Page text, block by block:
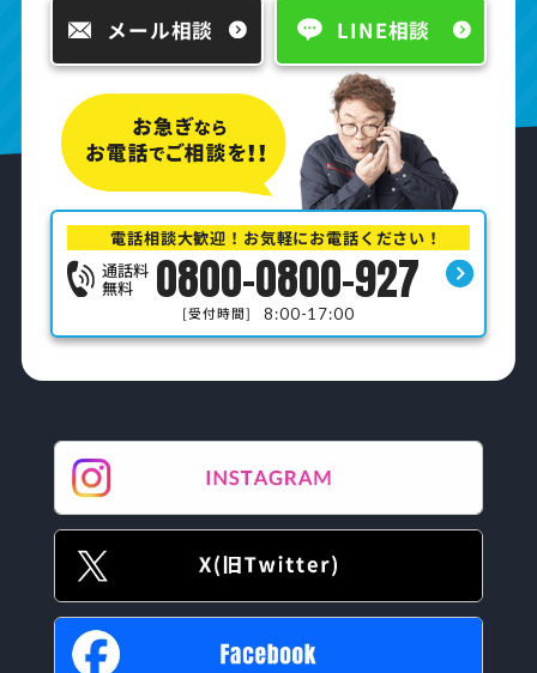
メール相談 LINE相談
電話相談大歓迎！お気軽にお電話ください！
通話料
無料 0800-0800-927
[受付時間] 8:00-17:00